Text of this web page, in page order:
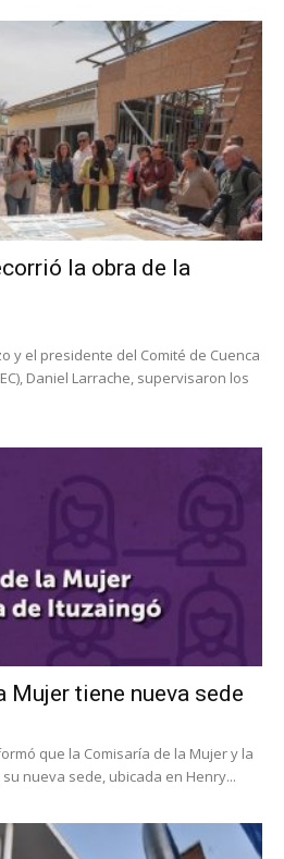
la obra de la
y el presidente del Comité de Cuenca
Daniel Larrache, supervisaron los
Mujer tiene nueva sede
que la Comisaría de la Mujer y la
nueva sede, ubicada en Henry...